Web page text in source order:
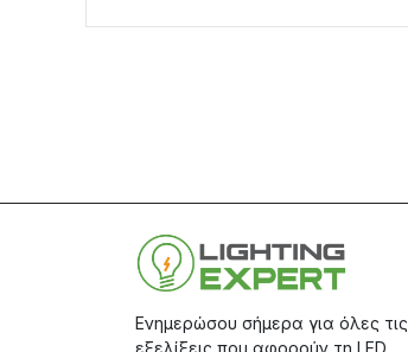
Ενημερώσου σήμερα για όλες τις
εξελίξεις που αφορούν τη LED